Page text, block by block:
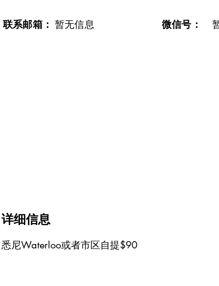
​联系邮箱： 暂无信息 微信号：
详细信息
悉尼Waterloo或者市区自提$90